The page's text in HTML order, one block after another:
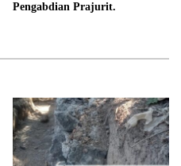
Pengabdian Prajurit.